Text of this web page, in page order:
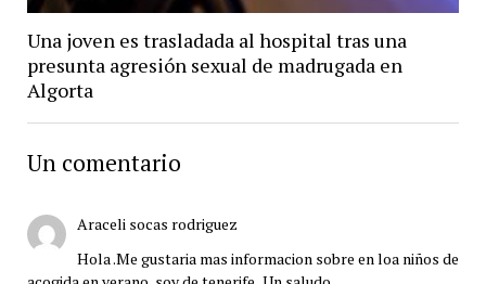
Una joven es trasladada al hospital tras una
presunta agresión sexual de madrugada en
Algorta
Un comentario
Araceli socas rodriguez
Hola .Me gustaria mas informacion sobre en loa niños de